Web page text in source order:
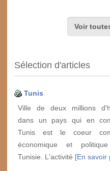
Voir
Sélection d'articles
Tunis
Ville de deux millions
dans un pays qui en
Tunis est le coeur
économique et
Tunisie. L'activité [En savoir